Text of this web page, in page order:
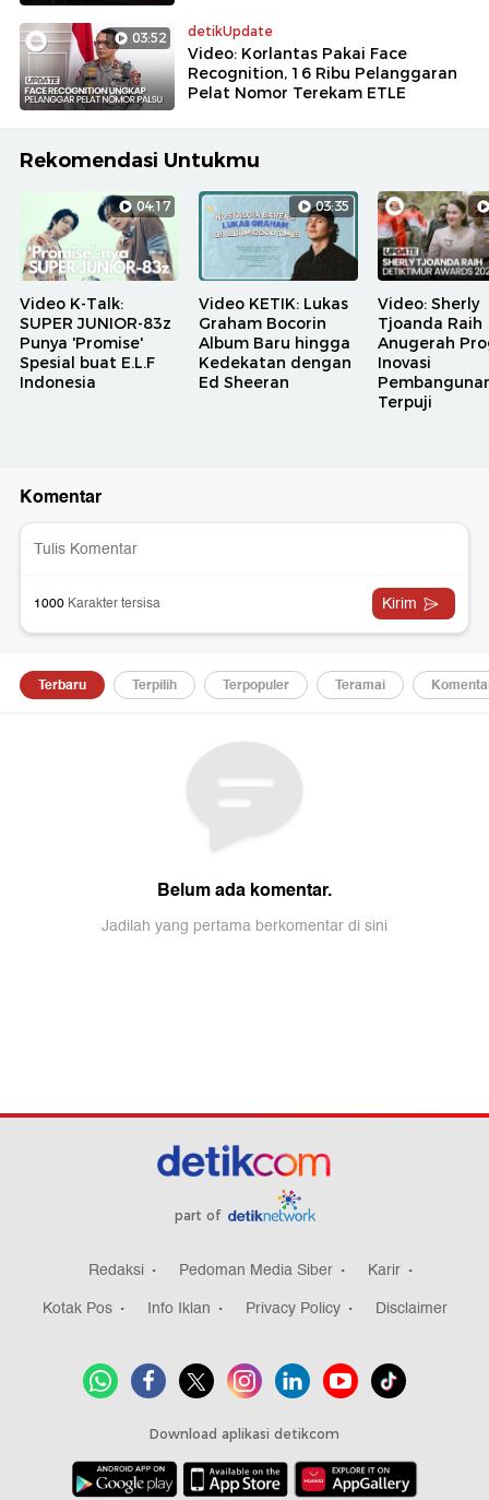
03:52 detikUpdate
Video: Korlantas Pakai Face
Recognition, 16 Ribu Pelanggaran
Pelat Nomor Terekam ETLE
Rekomendasi Untukmu
04:17
Video K-Talk:
SUPER JUNIOR-83z
Punya 'Promise'
Spesial buat E.L.F
Indonesia
03:35
Video KETIK: Lukas
Graham Bocorin
Album Baru hingga
Kedekatan dengan
Ed Sheeran
Video: Sherly
Tjoanda Raih
Anugerah
Inovasi
Terpuji
part of
Redaksi Pedoman Media Siber
Karir
Kotak Pos
Info Iklan Privacy Policy Disclaimer
Download aplikasi detikcom